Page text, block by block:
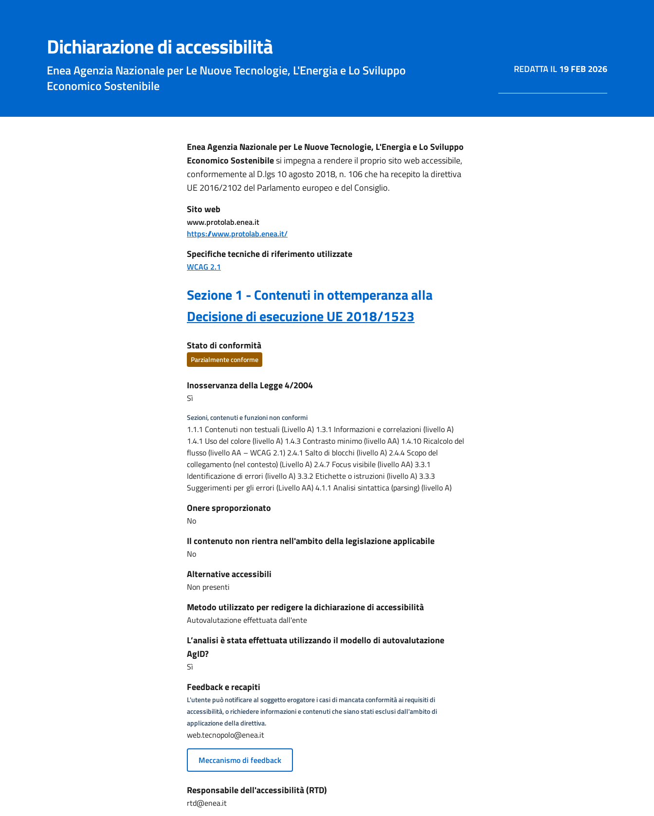
Dichiarazione di accessibilità
Enea Agenzia Nazionale per Le Nuove Tecnologie, L'Energia e Lo Sviluppo
Economico Sostenibile
REDATTA IL19 FEB 2026
Enea Agenzia Nazionale per Le Nuove Tecnologie, L'Energia e Lo Sviluppo
Economico Sostenibilesi impegna a rendere il proprio sito web accessibile,
conformemente al D.lgs 10 agosto 2018, n. 106 che ha recepito la direttiva
UE 2016/2102 del Parlamento europeo e del Consiglio.
Sito web
www.protolab.enea.it
https://www.protolab.enea.it/
Specifiche tecniche di riferimento utilizzate
WCAG 2.1
Sezione 1 - Contenuti in ottemperanza alla
Decisione di esecuzione UE 2018/1523
Stato di conformità
Parzialmente conforme
Inosservanza della Legge 4/2004
Sì
Sezioni, contenuti e funzioni non conformi
1.1.1 Contenuti non testuali (Livello A) 1.3.1 Informazioni e correlazioni (livello A)
1.4.1 Uso del colore (livello A) 1.4.3 Contrasto minimo (livello AA) 1.4.10 Ricalcolo del
flusso (livello AA – WCAG 2.1) 2.4.1 Salto di blocchi (livello A) 2.4.4 Scopo del
collegamento (nel contesto) (Livello A) 2.4.7 Focus visibile (livello AA) 3.3.1
Identificazione di errori (livello A) 3.3.2 Etichette o istruzioni (livello A) 3.3.3
Suggerimenti per gli errori (Livello AA) 4.1.1 Analisi sintattica (parsing) (livello A)
Onere sproporzionato
No
Il contenuto non rientra nell'ambito della legislazione applicabile
No
Alternative accessibili
Non presenti
Metodo utilizzato per redigere la dichiarazione di accessibilità
Autovalutazione effettuata dall'ente
L’analisi è stata effettuata utilizzando il modello di autovalutazione
AgID?
Sì
Feedback e recapiti
L'utente può notificare al soggetto erogatore i casi di mancata conformità ai requisiti di
accessibilità, o richiedere informazioni e contenuti che siano stati esclusi dall'ambito di
applicazione della direttiva.
web.tecnopolo@enea.it
Meccanismo di feedback
Responsabile dell'accessibilità (RTD)
rtd@enea.it